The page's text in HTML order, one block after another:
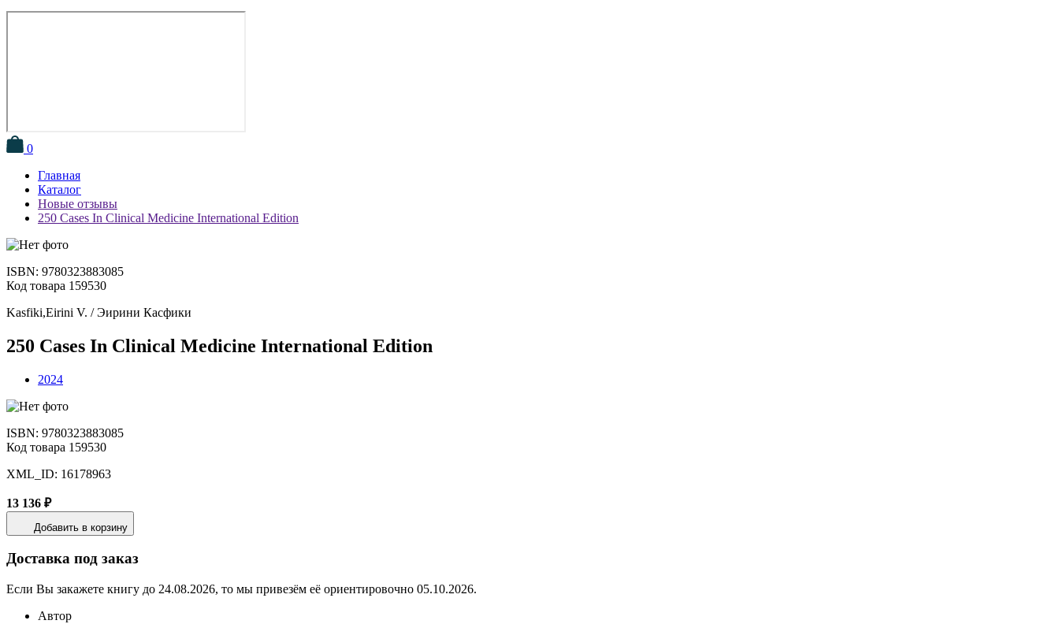
0
Главная
Каталог
Новые отзывы
250 Cases In Clinical Medicine International Edition
ISBN: 9780323883085
Код товара 159530
Kasfiki,Eirini V. / Эирини Касфики
250 Cases In Clinical Medicine International Edition
2024
ISBN: 9780323883085
Код товара 159530
XML_ID: 16178963
13 136 ₽
Добавить в корзину
Доставка под заказ
Если Вы закажете книгу до 24.08.2026, то мы привезём её ориентировочно 05.10.2026.
Автор